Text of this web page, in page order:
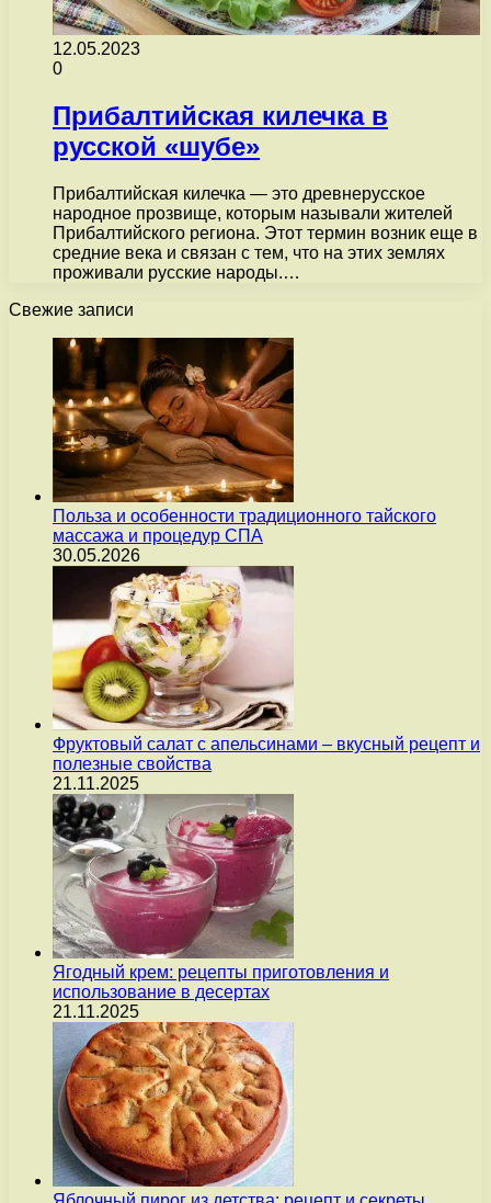
12.05.2023
0
Прибалтийская килечка в
русской «шубе»
Прибалтийская килечка — это древнерусское
народное прозвище, которым называли жителей
Прибалтийского региона. Этот термин возник еще в
средние века и связан с тем, что на этих землях
проживали русские народы.…
Свежие записи
Польза и особенности традиционного тайского
массажа и процедур СПА
30.05.2026
Фруктовый салат с апельсинами – вкусный рецепт и
полезные свойства
21.11.2025
Ягодный крем: рецепты приготовления и
использование в десертах
21.11.2025